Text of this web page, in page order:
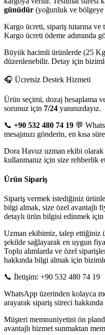
günüdür (yoğunluk ve
Kargo ücreti, sipariş tutarına ve
Kargo ücreti ödeme adımında
Büyük hacimli ürünlerde (25 Kg
düzenlenebilir. Detay için
🎧 Ücretsiz Destek Hizmeti
Ürün seçimi, dozaj hesaplama
sorunuz için 7/24 yanınızdayız.
📞 +90 532 480 74 19 💬
mesajınızı gönderin, en kısa
Dora Havuz uzman ekibi
kullanmanız için size rehberlik
Ürün Sipariş
Sipariş vermek istediğiniz
bilgi almak, size özel avantajlı
detaylı ürün bilgisi edinmek
Uzman ekibimiz, talep ettiğiniz
şekilde sağlayarak en uygun
Toplu alımlarda ve özel
hakkında bilgi almak için
📞 İletişim: +90 532 480 74 19
WhatsApp üzerinden kolayca
arayarak sipariş süreci
Müşteri memnuniyetini ön
avantajlı hizmet sunmaktan